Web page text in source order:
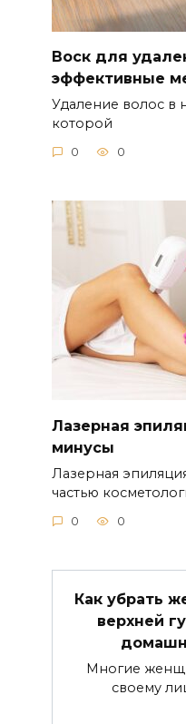
Воск для
эффективные
Удаление волос в
которой
0 0
Лазерная
минусы
Лазерная
частью
0 0
Как убрать
верхней
Многие
своему